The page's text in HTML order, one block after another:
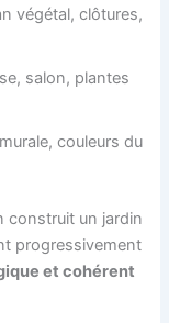
végétal, clôtures,
salon, plantes
couleurs du
construit un jardin
progressivement
et cohérent